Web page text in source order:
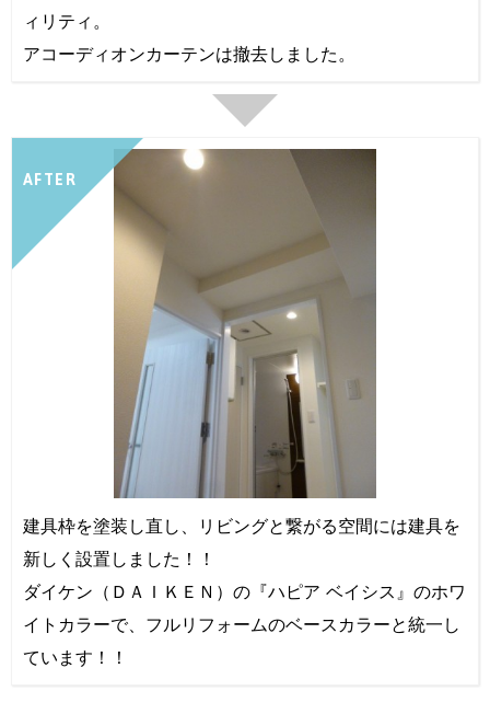
ィリティ。
アコーディオンカーテンは撤去しました。
AFTER
建具枠を塗装し直し、リビングと繋がる空間には建具を
新しく設置しました！！
ダイケン（ＤＡＩＫＥＮ）の『ハピア ベイシス』のホワ
イトカラーで、フルリフォームのベースカラーと統一し
ています！！